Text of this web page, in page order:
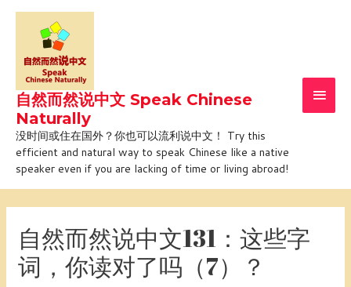
Skip
content
自然而然说中文 Speak Chinese
Naturally
没时间或住在国外？你也可以流利说中文！ Try this
efficient and natural way to speak Chinese like a native
speaker even if you are lacking of time or living abroad!
自然而然说中文131：这些字
词，你读对了吗（7）？